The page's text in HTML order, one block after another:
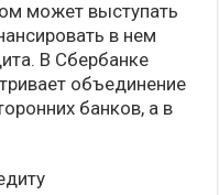
может выступать
в нем
В Сбербанке
объединение
банков, а в